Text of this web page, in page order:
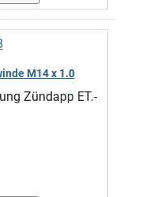
M14 x 1.0
Zündapp ET.-